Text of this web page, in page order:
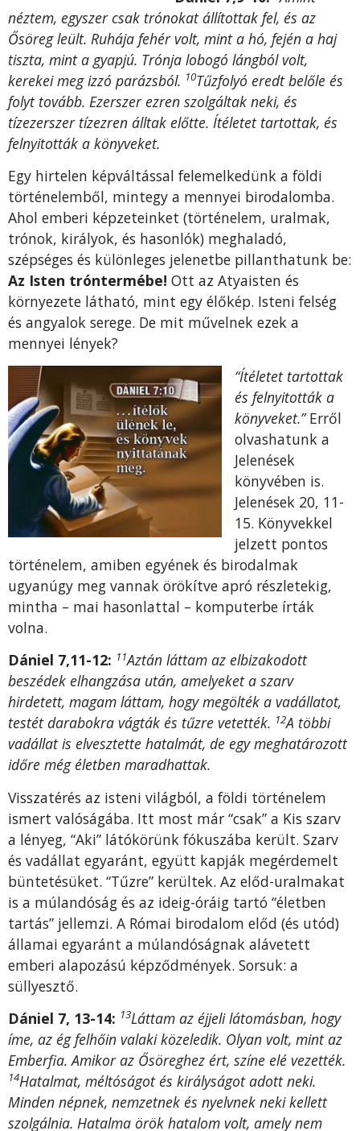
néztem, egyszer csak trónokat állítottak fel, és az
Ősöreg leült. Ruhája fehér volt, mint a hó, fején a haj
tiszta, mint a gyapjú. Trónja lobogó lángból volt,
kerekei meg izzó parázsból. 10Tűzfolyó eredt belőle és
folyt tovább. Ezerszer ezren szolgáltak neki, és
tízezerszer tízezren álltak előtte. Ítéletet tartottak, és
felnyitották a könyveket.
Egy hirtelen képváltással felemelkedünk a földi
történelemből, mintegy a mennyei birodalomba.
Ahol emberi képzeteinket (történelem, uralmak,
trónok, királyok, és hasonlók) meghaladó,
szépséges és különleges jelenetbe pillanthatunk be:
Az Isten tróntermébe! Ott az Atyaisten és
környezete látható, mint egy élőkép. Isteni felség
és angyalok serege. De mit művelnek ezek a
mennyei lények?
“Ítéletet tartottak
és felnyitották a
könyveket.”Erről
olvashatunk a
Jelenések
könyvében is.
Jelenések 20, 11-
15. Könyvekkel
jelzett pontos
történelem, amiben egyének és birodalmak
ugyanúgy meg vannak örökítve apró részletekig,
mintha – mai hasonlattal – komputerbe írták
volna.
Dániel 7,11-12: 11Aztán láttam az elbizakodott
beszédek elhangzása után, amelyeket a szarv
hirdetett, magam láttam, hogy megölték a vadállatot,
testét darabokra vágták és tűzre vetették. 12A többi
vadállat is elvesztette hatalmát, de egy meghatározott
időre még életben maradhattak.
Visszatérés az isteni világból, a földi történelem
ismert valóságába. Itt most már “csak” a Kis szarv
a lényeg, “Aki” látókörünk fókuszába került. Szarv
és vadállat egyaránt, együtt kapják megérdemelt
büntetésüket. “Tűzre” kerültek. Az előd-uralmakat
is a múlandóság és az ideig-óráig tartó “életben
tartás” jellemzi. A Római birodalom előd (és utód)
államai egyaránt a múlandóságnak alávetett
emberi alapozású képződmények. Sorsuk: a
süllyesztő.
Dániel 7, 13-14: 13Láttam az éjjeli látomásban, hogy
íme, az ég felhőin valaki közeledik. Olyan volt, mint az
Emberfia. Amikor az Ősöreghez ért, színe elé vezették.
14Hatalmat, méltóságot és királyságot adott neki.
Minden népnek, nemzetnek és nyelvnek neki kellett
szolgálnia. Hatalma örök hatalom volt, amely nem